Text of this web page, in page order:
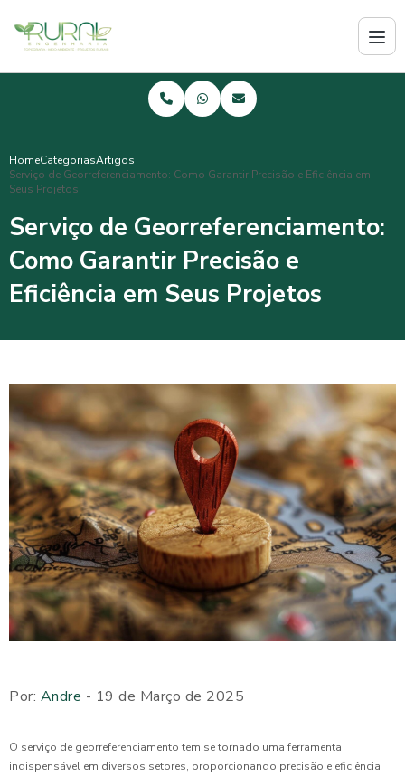
HomeCategoriasArtigos
Serviço de Georreferenciamento: Como Garantir Precisão e Eficiência em
Seus Projetos
Serviço de Georreferenciamento:
Como Garantir Precisão e
Eficiência em Seus Projetos
Por: Andre - 19 de Março de 2025
O serviço de georreferenciamento tem se tornado uma ferramenta
indispensável em diversos setores, proporcionando precisão e eficiência